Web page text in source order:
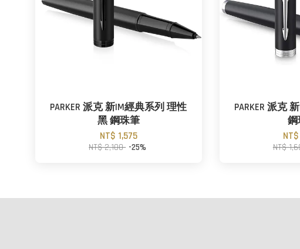
PARKER 派克 新IM經典系列 理性
黑 鋼珠筆
NT$ 1,575
NT$ 2,100 -25%
PARKER 派克
鋼
NT$